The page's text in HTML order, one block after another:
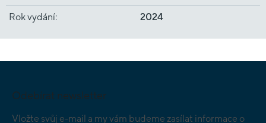
Rok vydání: 2024
Odebírat newsletter
Vložte svůj e-mail a my vám budeme zasílat informace o